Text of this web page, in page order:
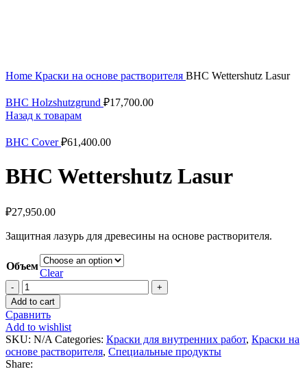
Home Краски на основе растворителя BHC Wettershutz Lasur
BHC Holzshutzgrund ₽17,700.00
Назад к товарам
BHC Cover₽61,400.00
BHC Wettershutz Lasur
₽27,950.00
Защитная лазурь для древесины на основе растворителя.
Объем
Clear
BHC
Wettershutz
Lasur
quantity
Add to cart
Сравнить
Add to wishlist
SKU: N/A Categories: Краски для внутренних работ, Краски на
основе растворителя, Специальные продукты
Share: